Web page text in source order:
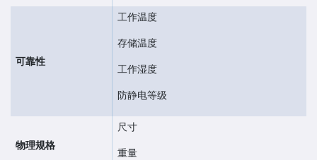
可靠性
工作温度
存储温度
工作湿度
防静电等级
物理规格
尺寸
重量